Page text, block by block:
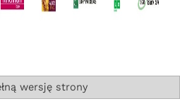
wersję strony